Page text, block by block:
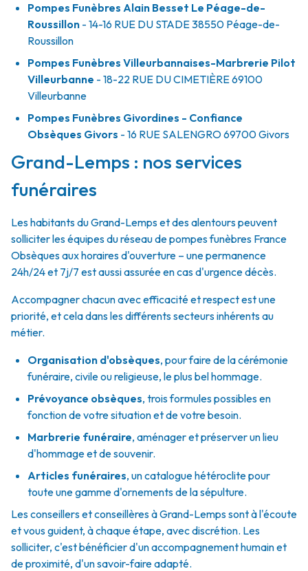
Pompes Funèbres Alain Besset Le Péage-de-
Roussillon - 14-16 RUE DU STADE38550 Péage-de-
Roussillon
Pompes Funèbres Villeurbannaises-Marbrerie Pilot
Villeurbanne - 18-22 RUE DU CIMETIÈRE69100
Villeurbanne
Pompes Funèbres Givordines - Confiance
Obsèques Givors - 16 RUE SALENGRO69700Givors
Grand-Lemps : nos services
funéraires
Les habitants du Grand-Lemps et des alentours peuvent
solliciter les équipes du réseau de pompes funèbres France
Obsèques aux horaires d'ouverture – une permanence
24h/24 et 7j/7 est aussi assurée en cas d'urgence décès.
Accompagner chacun avec efficacité et respect est une
priorité, et cela dans les différents secteurs inhérents au
métier.
Organisation d'obsèques, pour faire de la cérémonie
funéraire, civile ou religieuse, le plus bel hommage.
Prévoyance obsèques, trois formules possibles en
fonction de votre situation et de votre besoin.
Marbrerie funéraire, aménager et préserver un lieu
d'hommage et de souvenir.
Articles funéraires, un catalogue hétéroclite pour
toute une gamme d'ornements de la sépulture.
Les conseillers et conseillères à Grand-Lemps sont à l'écoute
et vous guident, à chaque étape, avec discrétion. Les
solliciter, c'est bénéficier d'un accompagnement humain et
de proximité, d'un savoir-faire adapté.